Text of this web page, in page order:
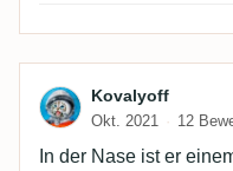
Bewertung von
Kovalyoff
Okt. 2021 12
In der Nase ist er